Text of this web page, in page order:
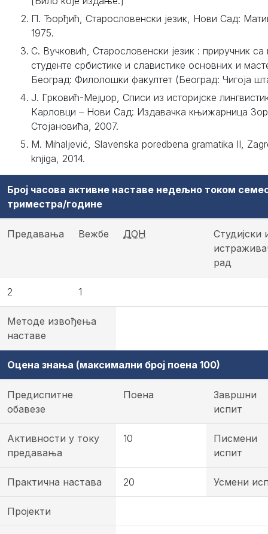
П. Ђорђић, Старословенски језик, Нови Сад:
1975.
С. Вучковић, Старословенски језик : приручник
студенте србистике и славистике основних и
Београд: Филолошки факултет (Београд: Чигоја
Ј. Грковић-Мејџор, Списи из историјске
Карловци – Нови Сад: Издавачка књижарница
Стојановића, 2007.
M. Mihaljević, Slavenska poredbena gramatika II,
knjiga, 2014.
Број часова активне наставе недељно током
триместра/године
Предавања Вежбе ДОН
Студијски
рад
2 1
Методе извођења
наставе
Оцена знања (максимални број поена 100)
Предиспитне
обавезе
Поена
Завршни
испит
Активности у току
предавања
10
Писмени
испит
Практична настава 20 Усмени
Пројекти